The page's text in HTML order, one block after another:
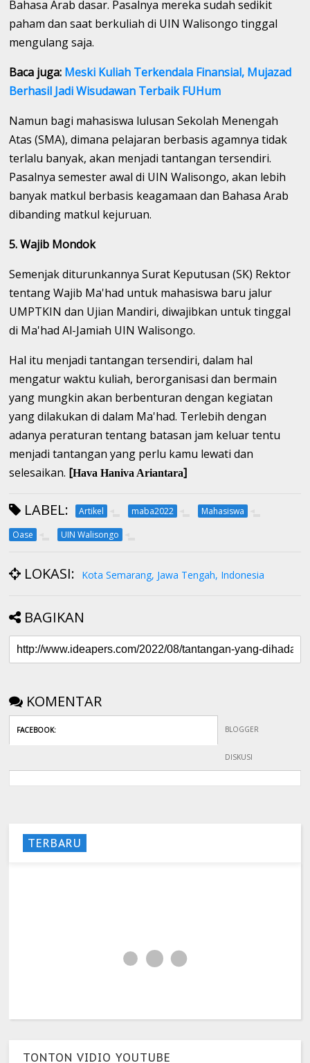
Bahasa Arab dasar. Pasalnya mereka sudah sedikit
paham dan saat berkuliah di UIN Walisongo tinggal
mengulang saja.
Baca juga: Meski Kuliah Terkendala Finansial, Mujazad
Berhasil Jadi Wisudawan Terbaik FUHum
Namun bagi mahasiswa lulusan Sekolah Menengah
Atas (SMA), dimana pelajaran berbasis agamnya tidak
terlalu banyak, akan menjadi tantangan tersendiri.
Pasalnya semester awal di UIN Walisongo, akan lebih
banyak matkul berbasis keagamaan dan Bahasa Arab
dibanding matkul kejuruan.
5. Wajib Mondok
Semenjak diturunkannya Surat Keputusan (SK) Rektor
tentang Wajib Ma'had untuk mahasiswa baru jalur
UMPTKIN dan Ujian Mandiri, diwajibkan untuk tinggal
di Ma'had Al-Jamiah UIN Walisongo.
Hal itu menjadi tantangan tersendiri, dalam hal
mengatur waktu kuliah, berorganisasi dan bermain
yang mungkin akan berbenturan dengan kegiatan
yang dilakukan di dalam Ma'had. Terlebih dengan
adanya peraturan tentang batasan jam keluar tentu
menjadi tantangan yang perlu kamu lewati dan
selesaikan. [Hava Haniva Ariantara]
LABEL: Artikel maba2022
Mahasiswa
Oase
UIN Walisongo
LOKASI: Kota Semarang, Jawa Tengah, Indonesia
BAGIKAN
KOMENTAR
FACEBOOK: BLOGGER
DISKUSI
TERBARU
TONTON VIDIO YOUTUBE